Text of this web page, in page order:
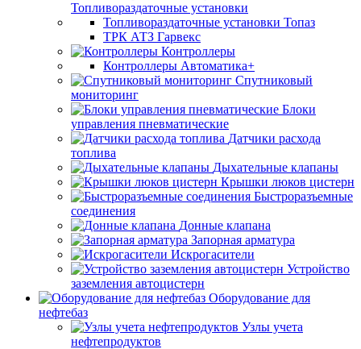
Топливораздаточные установки
Топливораздаточные установки Топаз
ТРК АТЗ Гарвекс
Контроллеры
Контроллеры Автоматика+
Спутниковый
мониторинг
Блоки
управления пневматические
Датчики расхода
топлива
Дыхательные клапаны
Крышки люков цистерн
Быстроразъемные
соединения
Донные клапана
Запорная арматура
Искрогасители
Устройство
заземления автоцистерн
Оборудование для
нефтебаз
Узлы учета
нефтепродуктов